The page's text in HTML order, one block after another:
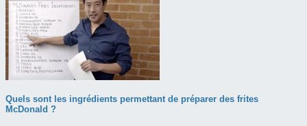
Quels sont les ingrédients permettant de préparer des frites
McDonald ?